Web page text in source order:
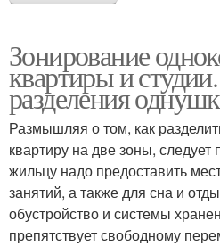
Зонирование
квартиры и
разделения
Размышляя о том, как
квартиру на две зоны, следует
жильцу надо предоставить
занятий, а также для сна и
обустройство и системы
препятствует свободному